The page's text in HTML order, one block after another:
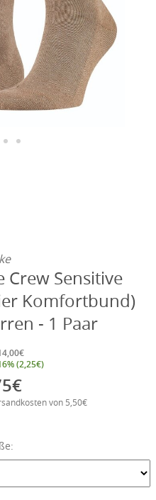
Crew Sensitive
Komfortbund)
- 1 Paar
(2,25€)
von 5,50€